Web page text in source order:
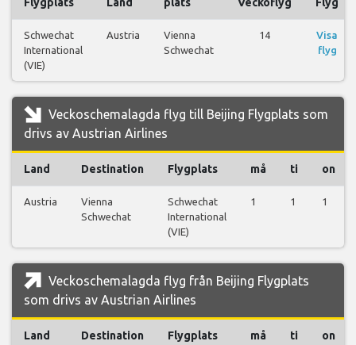
Schwechat
International
(VIE)
Austria
Vienna
Schwechat
14
Visa
flyg
Veckoschemalagda flyg till Beijing Flygplats som
drivs av Austrian Airlines
Land Destination Flygplats må ti on
Austria
Vienna
Schwechat
Schwechat
International
(VIE)
1 1 1
Veckoschemalagda flyg från Beijing Flygplats
som drivs av Austrian Airlines
Land Destination Flygplats må ti on